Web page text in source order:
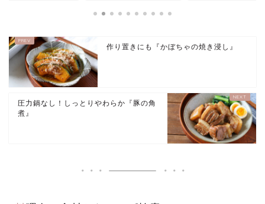
作り置きにも『かぼちゃの焼き浸し』
圧力鍋なし！しっとりやわらか『豚の角
煮』